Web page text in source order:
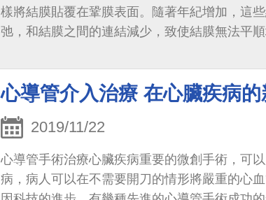
樣將結膜貼覆在鞏膜表面。隨著年紀增加，這
弛，和結膜之間的連結減少，致使結膜無法平
心導管介入治療 在心臟疾病的
2019/11/22
心導管手術治療心臟疾病重要的微創手術，可
病，病人可以在不需要開刀的情形將嚴重的心